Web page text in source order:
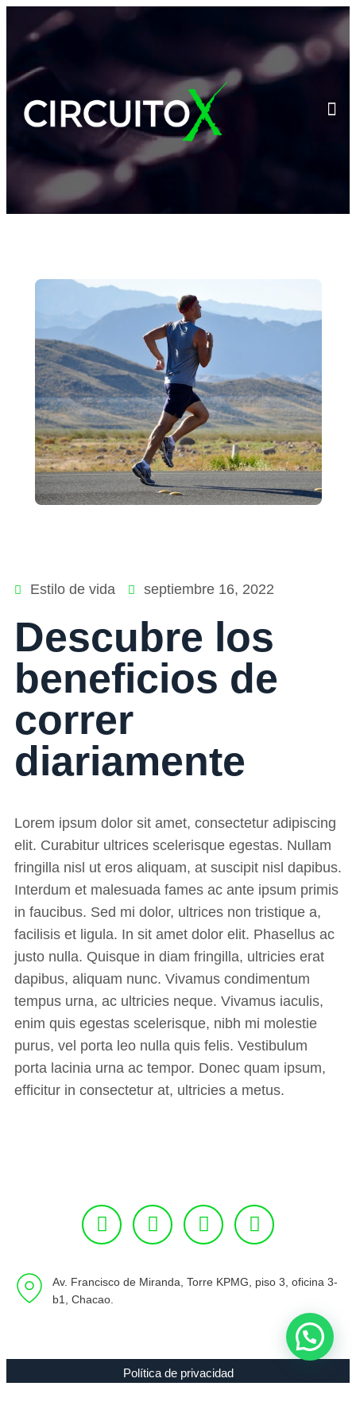
Estilo de vida septiembre 16, 2022
Descubre los
beneficios de
correr
diariamente
Lorem ipsum dolor sit amet, consectetur adipiscing
elit. Curabitur ultrices scelerisque egestas. Nullam
fringilla nisl ut eros aliquam, at suscipit nisl dapibus.
Interdum et malesuada fames ac ante ipsum primis
in faucibus. Sed mi dolor, ultrices non tristique a,
facilisis et ligula. In sit amet dolor elit. Phasellus ac
justo nulla. Quisque in diam fringilla, ultricies erat
dapibus, aliquam nunc. Vivamus condimentum
tempus urna, ac ultricies neque. Vivamus iaculis,
enim quis egestas scelerisque, nibh mi molestie
purus, vel porta leo nulla quis felis. Vestibulum
porta lacinia urna ac tempor. Donec quam ipsum,
efficitur in consectetur at, ultricies a metus.
Av. Francisco de Miranda, Torre KPMG, piso 3, oficina 3-
b1, Chacao.
Política de privacidad